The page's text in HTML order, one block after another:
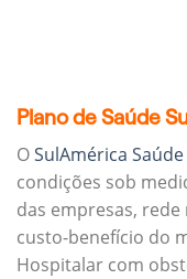
Plano de Saúde
OSulAmérica
condições sob
das empresas,
custo-benefício do
Hospitalar com